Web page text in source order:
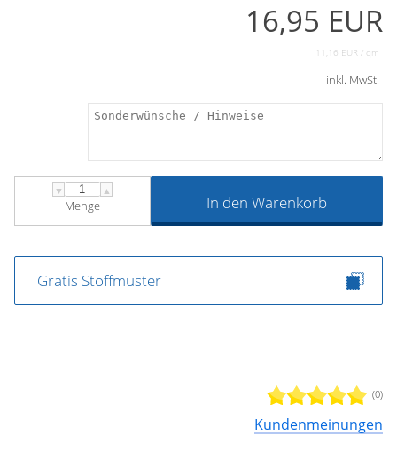
(0)
Kundenmeinungen
16,95 EUR
11,16 EUR / qm
inkl. MwSt.
▼ ▲
Menge In den Warenkorb
Gratis Stoffmuster